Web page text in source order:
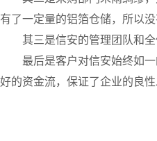
有了一定量的铝箔仓储，所以
其三是信安的管理团队和
最后是客户对信安始终如
好的资金流，保证了企业的良